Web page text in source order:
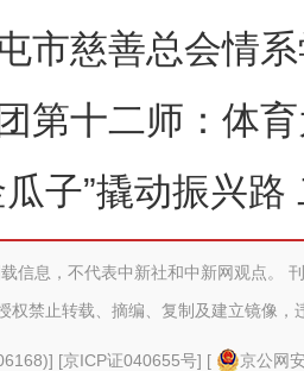
市慈善总会情
第十二师：体
瓜子”撬动振兴
信息，不代表中新社和中新网观点。
权禁止转载、摘编、复制及建立镜像，
] [京ICP证040655号] [
京公网